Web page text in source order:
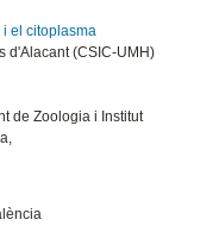
i el citoplasma
d'Alacant (CSIC-UMH)
de Zoologia i Institut